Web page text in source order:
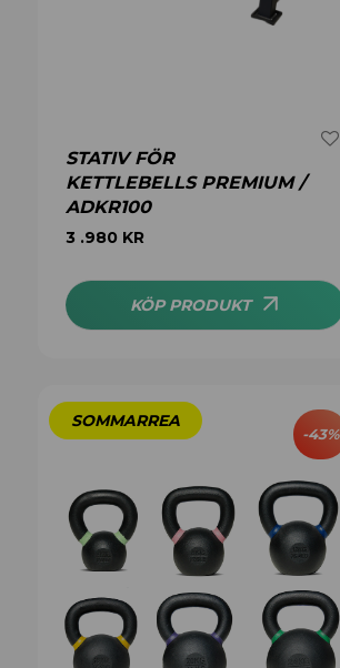
STATIV FÖR
KETTLEBELLS PREMIUM /
ADKR100
3 .980 KR
KÖP PRODUKT
-43%